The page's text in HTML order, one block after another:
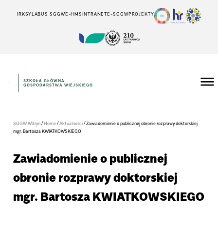
IRKSYLABUS SGGWE-HMSINTRANETE-SGGWPROJEKTY
SZKOŁA GŁÓWNA
GOSPODARSTWA WIEJSKIEGO
SGGW Witryn/Home/Aktualności/Zawiadomienie o publicznej obronie rozprawy doktorskiej
mgr. Bartosza KWIATKOWSKIEGO
Zawiadomienie o publicznej
obronie rozprawy doktorskiej
mgr. Bartosza KWIATKOWSKIEGO